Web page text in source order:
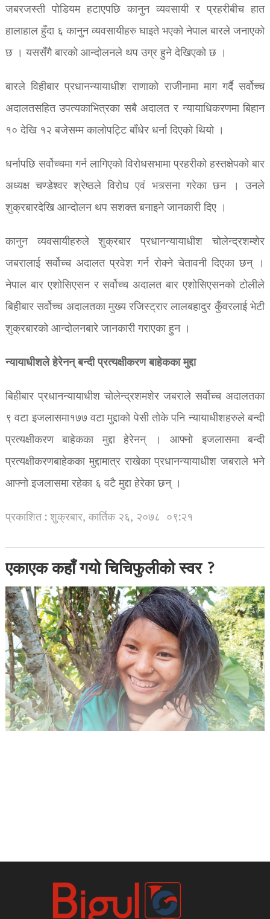
जबरजस्ती पोडियम हटाएपछि कानुन व्यवसायी र प्रहरीबीच हात
हालाहाल हुँदा ६ कानुन व्यवसायीहरु घाइते भएको नेपाल बारले जनाएको
छ । यससँगै बारको आन्दोलनले थप उग्र हुने देखिएको छ ।
बारले विहीबार प्रधानन्यायाधीश राणाको राजीनामा माग गर्दै सर्वोच्च
अदालतसहित उपत्यकाभित्रका सबै अदालत र न्यायाधिकरणमा बिहान
१० देखि १२ बजेसम्म कालोपट्टि बाँधेर धर्ना दिएको थियो ।
धर्नापछि सर्वोच्चमा गर्न लागिएको विरोधसभामा प्रहरीको हस्तक्षेपको बार
अध्यक्ष चण्डेश्वर श्रेष्ठले विरोध एवं भत्र्सना गरेका छन । उनले
शुक्रबारदेखि आन्दोलन थप सशक्त बनाइने जानकारी दिए ।
कानुन व्यवसायीहरुले शुक्रबार प्रधानन्यायाधीश चोलेन्द्रशम्शेर
जबरालाई सर्वोच्च अदालत प्रवेश गर्न रोक्ने चेतावनी दिएका छन् ।
नेपाल बार एशोसिएसन र सर्वोच्च अदालत बार एशोसिएसनको टोलीले
बिहीबार सर्वोच्च अदालतका मुख्य रजिस्ट्रार लालबहादुर कुँवरलाई भेटी
शुक्रबारको आन्दोलनबारे जानकारी गराएका हुन ।
न्यायाधीशले हेरेनन् बन्दी प्रत्यक्षीकरण बाहेकका मुद्दा
बिहीबार प्रधानन्यायाधीश चोलेन्द्रशमशेर जबराले सर्वोच्च अदालतका
९ वटा इजलासमा१७७ वटा मुद्दाको पेसी तोके पनि न्यायाधीशहरुले बन्दी
प्रत्यक्षीकरण बाहेकका मुद्दा हेरेनन् । आफ्नो इजलासमा बन्दी
प्रत्यक्षीकरणबाहेकका मुद्दामात्र राखेका प्रधानन्यायाधीश जबराले भने
आफ्नो इजलासमा रहेका ६ वटै मुद्दा हेरेका छन् ।
प्रकाशित : शुक्रबार, कार्तिक २६, २०७८ ०९:२१
एकाएक कहाँ गयो चिचिफुलीको स्वर ?